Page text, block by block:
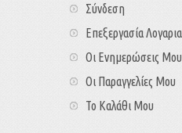
Σύνδεση
Επεξεργασία
Οι Ενημερώσεις Μου
Οι Παραγγελίες Μου
Το Καλάθι Μου